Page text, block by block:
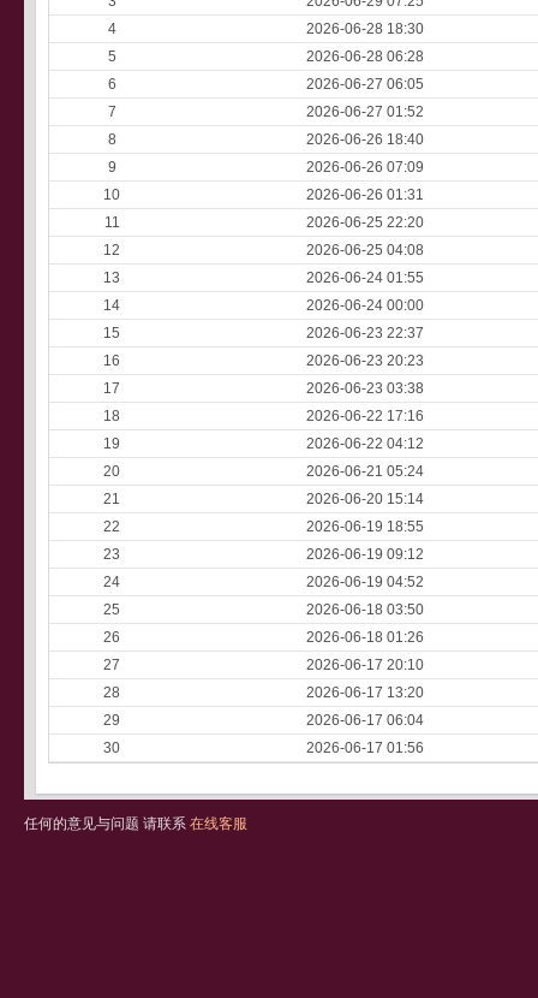
4
2026-06-28 18:30
5
2026-06-28 06:28
6
2026-06-27 06:05
7
2026-06-27 01:52
8
2026-06-26 18:40
9
2026-06-26 07:09
10
2026-06-26 01:31
11
2026-06-25 22:20
12
2026-06-25 04:08
13
2026-06-24 01:55
14
2026-06-24 00:00
15
2026-06-23 22:37
16
2026-06-23 20:23
17
2026-06-23 03:38
18
2026-06-22 17:16
19
2026-06-22 04:12
20
2026-06-21 05:24
21
2026-06-20 15:14
22
2026-06-19 18:55
23
2026-06-19 09:12
24
2026-06-19 04:52
25
2026-06-18 03:50
26
2026-06-18 01:26
27
2026-06-17 20:10
28
2026-06-17 13:20
29
2026-06-17 06:04
30
2026-06-17 01:56
任何的意见与问题 请联系 在线客服